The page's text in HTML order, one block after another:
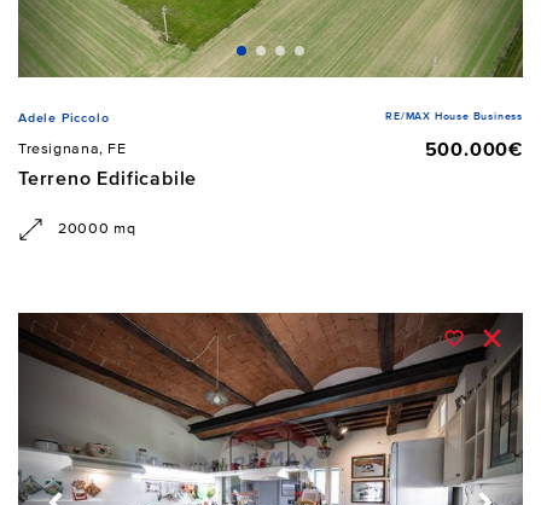
Adele Piccolo RE/MAX House Business
Tresignana, FE
500.000€
Terreno Edificabile
20000 mq